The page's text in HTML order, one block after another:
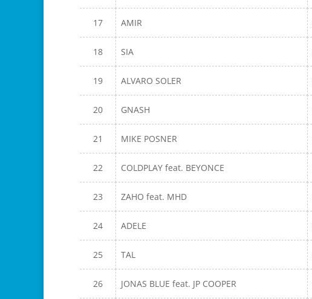
17 AMIR
18 SIA
19 ALVARO SOLER
20 GNASH
21 MIKE POSNER
22 COLDPLAY feat. BEYONCE
23 ZAHO feat. MHD
24 ADELE
25 TAL
26 JONAS BLUE feat. JP COOPER